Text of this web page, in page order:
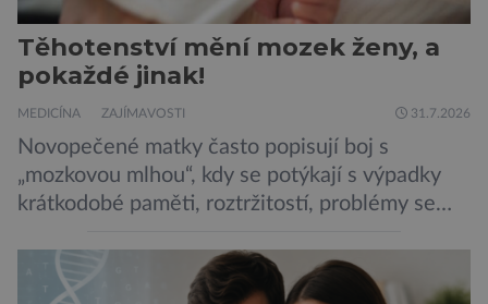
Těhotenství mění mozek ženy, a
pokaždé jinak!
MEDICÍNA ZAJÍMAVOSTI 31.7.2026
Novopečené matky často popisují boj s
„mozkovou mlhou“, kdy se potýkají s výpadky
krátkodobé paměti, roztržitostí, problémy se
obtíže byly dlouhou dobu připisovány
nedostatku spánku a stresu při péči o